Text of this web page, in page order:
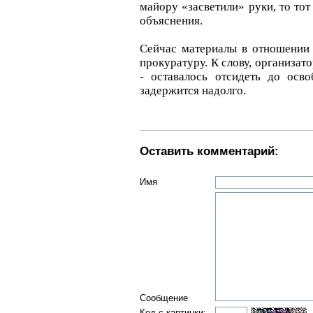
майору «засветили» руки, то
объяснения.
Сейчас материалы в
прокуратуру. К слову,
- оставалось отсидеть до
задержится надолго.
Оставить комментарий:
Имя
Сообщение